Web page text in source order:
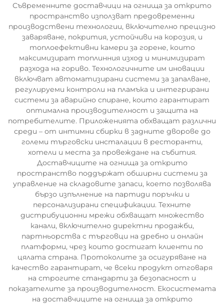
Съвременните доставчици на огнища за открито
пространство използват предовременни
производствени технологии, включително прецизно
заваряване, покрития, устойчиви на корозия, и
топлоефективни камери за горене, които
максимизират топлинния изход и минимизират
разхода на гориво. Технологичните им иновации
включват автоматизирани системи за запалване,
регулируеми контроли на пламъка и интегрирани
системи за аварийно спиране, които гарантират
оптимална производителност и защита на
потребителите. Приложенията обхващат различни
среди – от интимни сбирки в задните дворове до
големи търговски инсталации в ресторанти,
хотели и места за провеждане на събития.
Доставчиците на огнища за открито
пространство поддържат обширни системи за
управление на складовите запаси, което позволява
бързо изпълнение на партиди поръчки и
персонализирани спецификации. Техните
дистрибуционни мрежи обхващат множество
канали, включително директни продажби,
партньорства с търговци на дребно и онлайн
платформи, чрез които достигат клиенти по
цялата страна. Протоколите за осигуряване на
качество гарантират, че всеки продукт отговаря
на строгите стандарти за безопасност и
показателите за производителност. Екосистемата
на доставчиците на огнища за открито